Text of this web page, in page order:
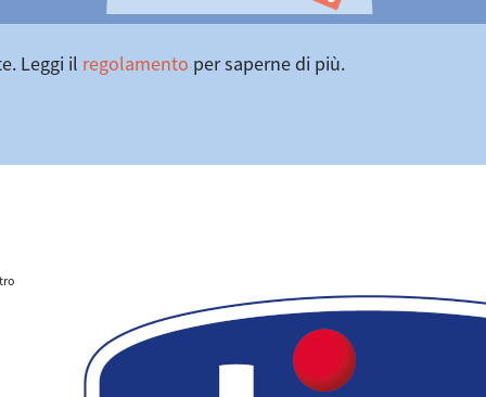
Leggi il regolamento per saperne di più.